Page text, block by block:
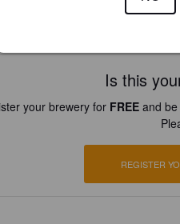
Is this
your brewery for FREEand be
REGISTER